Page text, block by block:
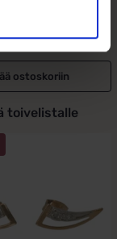
kultaiset
ostoskoriin
toivelistalle